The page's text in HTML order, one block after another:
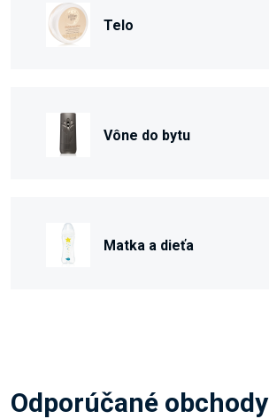
Telo
Vône do bytu
Matka a dieťa
Odporúčané obchody